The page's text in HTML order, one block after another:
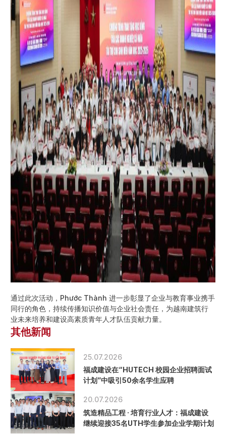
通过此次活动，Phước Thành 进一步彰显了企业与教育事业携手
同行的角色，持续传播知识价值与企业社会责任，为越南建筑行
业未来培养和建设高素质青年人才队伍贡献力量。
其他新闻
25.07.2026
福成建设在“HUTECH 校园企业招聘面试
计划”中吸引50余名学生应聘
20.07.2026
筑造精品工程 · 培育行业人才：福成建设
继续迎接35名UTH学生参加企业学期计划